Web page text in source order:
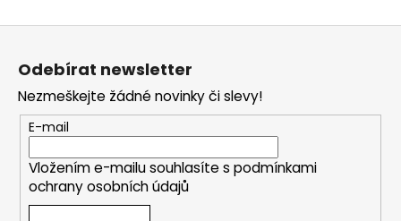
Z
Odebírat newsletter
Nezmeškejte žádné novinky či slevy!
E-mail
Vložením e-mailu souhlasíte s podmínkami
ochrany osobních údajů